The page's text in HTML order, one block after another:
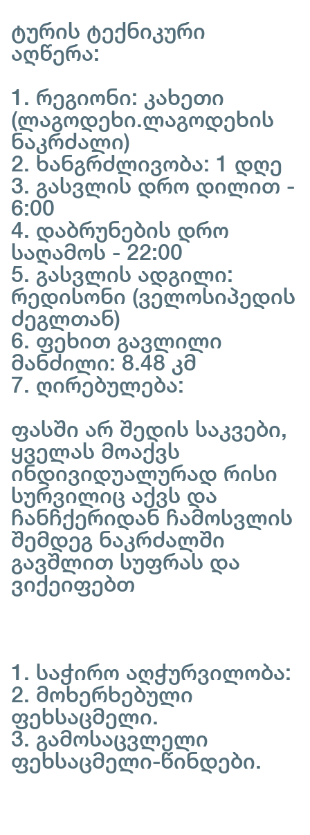
ტურის ტექნიკური
აღწერა:
1. რეგიონი: კახეთი
(ლაგოდეხი.ლაგოდეხის
ნაკრძალი)
2. ხანგრძლივობა: 1 დღე
3. გასვლის დრო დილით -
6:00
4. დაბრუნების დრო
საღამოს - 22:00
5. გასვლის ადგილი:
რედისონი (ველოსიპედის
ძეგლთან)
6. ფეხით გავლილი
მანძილი: 8.48 კმ
7. ღირებულება:
ფასში არ შედის საკვები,
ყველას მოაქვს
ინდივიდუალურად რისი
სურვილიც აქვს და
ჩანჩქერიდან ჩამოსვლის
შემდეგ ნაკრძალში
გავშლით სუფრას და
ვიქეიფებთ
1. საჭირო აღჭურვილობა:
2. მოხერხებული
ფეხსაცმელი.
3. გამოსაცვლელი
ფეხსაცმელი-წინდები.